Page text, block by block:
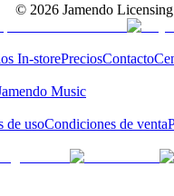
© 2026 Jamendo Licensing
In-storePreciosContacto
Music
de usoCondiciones de venta